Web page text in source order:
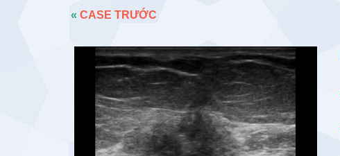
« CASE TRƯỚC